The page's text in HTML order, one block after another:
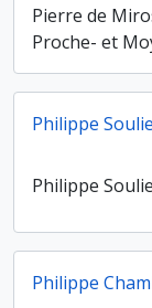
Pierre de
Proche- et
Philippe
Philippe
Philippe